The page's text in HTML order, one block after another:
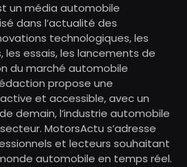
un média automobile
dans l’actualité des
technologiques, les
les essais, les lancements de
du marché automobile
propose une
et accessible, avec un
demain, l’industrie automobile
MotorsActu s’adresse
et lecteurs souhaitant
automobile en temps réel.